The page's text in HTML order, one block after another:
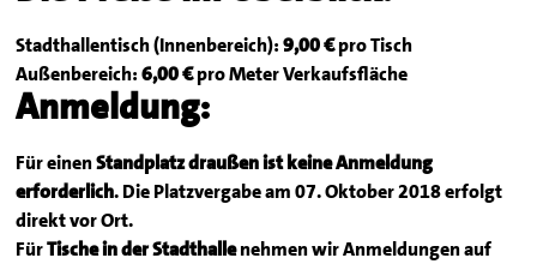
Stadthallentisch (Innenbereich):9,00 €pro Tisch
Außenbereich:6,00 €pro Meter Verkaufsfläche
Anmeldung:
Für einenStandplatz draußen ist keine Anmeldung
erforderlich. Die Platzvergabe am 07. Oktober 2018 erfolgt
direkt vor Ort.
FürTische in der Stadthallenehmen wir Anmeldungen auf